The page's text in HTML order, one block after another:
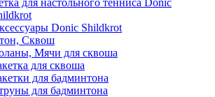
для настольного тенниса Donic
Donic Shildkrot
Сквош
Мячи для сквоша
для сквоша
для бадминтона
для бадминтона